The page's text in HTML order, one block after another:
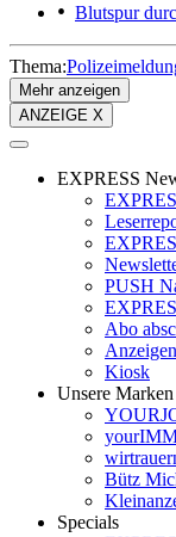
Blutspur
Thema:
Mehr anzeigen
ANZEIGE X
EXPRESS
PUSH
Abo
Kiosk
Unsere Marken
Bütz
Specials